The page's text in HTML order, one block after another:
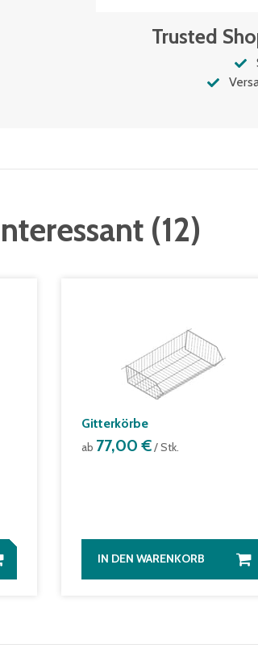
Trusted
(12)
Gitterkörbe
ab 77,00 €/ Stk.
IN DEN WARENKORB